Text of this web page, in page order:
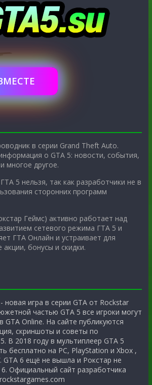
в серии Grand Theft Auto.
о GTA 5: новости, события,
многое другое.
5 нельзя, так как разработчики не в
сторонних программ
Геймс) активно работает над
сетевого режима ГТА 5 и
ГТА Онлайн и устраивает для
акции, бонусы и скидки.
новая игра в серии GTA от Rockstar
частью GTA 5 все игроки могут
GTA Online. На сайте публикуются
скриншоты и советы по
В 2018 году в мультиплеер GTA 5
бесплатно на PC, PlayStation и Xbox ,
GTA 6 ещё не вышла и Рокстар не
Официальный сайт разработчика